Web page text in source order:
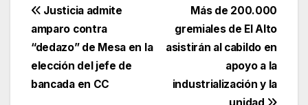
Navegación
de
entradas
Más de 200.000
gremiales de El Alto
asistirán al cabildo en
apoyo a la
industrialización y la
Justicia admite
amparo contra
“dedazo” de Mesa en la
elección del jefe de
bancada en CC